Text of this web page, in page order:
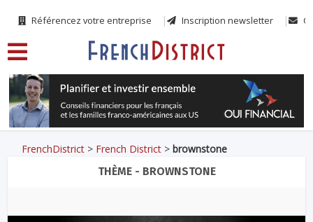
Référencez votre entreprise Inscription newsletter
FrenchDistrict > French District >brownstone
THÈME - BROWNSTONE